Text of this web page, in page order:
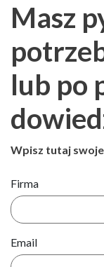
Masz
lub po
Wpisz tutaj
Firma
Email